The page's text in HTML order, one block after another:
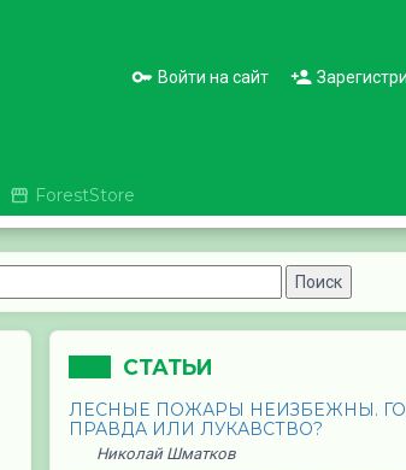
Войти на сайт
 ForestStore
СТАТЬИ
ЛЕСНЫЕ ПОЖАРЫ НЕИЗБЕЖНЫ.
ПРАВДА ИЛИ ЛУКАВСТВО?
Николай Шматков